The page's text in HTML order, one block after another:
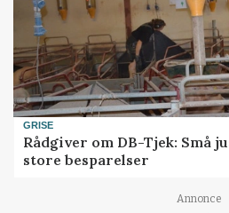
GRISE
Rådgiver om DB-Tjek: Små
store besparelser
Annonce